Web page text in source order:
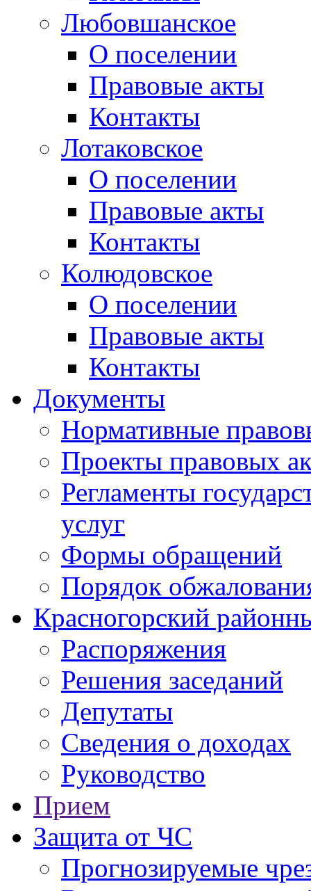
Любовшанское
О поселении
Правовые акты
Контакты
Лотаковское
О поселении
Правовые акты
Контакты
Колюдовское
О поселении
Правовые акты
Контакты
Документы
Нормативные
Проекты правовых
Регламенты
услуг
Формы обращений
Порядок
Красногорский
Распоряжения
Решения заседаний
Депутаты
Сведения о доходах
Руководство
Прием
Защита от ЧС
Прогнозируемые